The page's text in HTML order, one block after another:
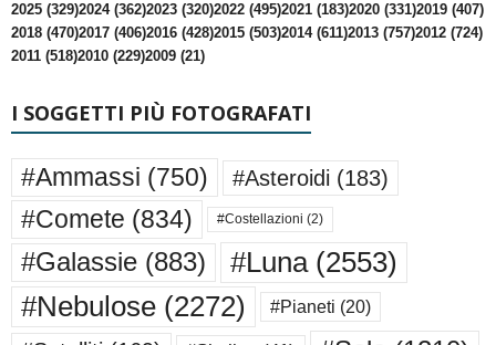
2025 (329)2024 (362)2023 (320)2022 (495)2021 (183)2020 (331)2019 (407)
2018 (470)2017 (406)2016 (428)2015 (503)2014 (611)2013 (757)2012 (724)
2011 (518)2010 (229)2009 (21)
I SOGGETTI PIÙ FOTOGRAFATI
#Ammassi (750) #Asteroidi (183)
#Comete (834) #Costellazioni (2)
#Galassie (883) #Luna(2553)
#Nebulose (2272) #Pianeti (20)